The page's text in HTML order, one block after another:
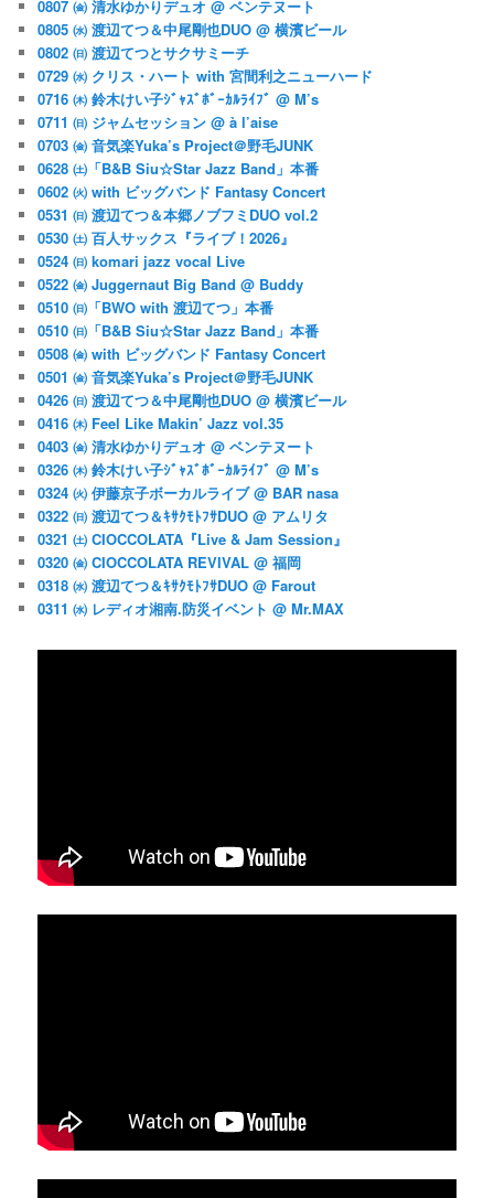
0807 ㈮ 清水ゆかりデュオ @ ベンテヌート
0805 ㈬ 渡辺てつ＆中尾剛也DUO @ 横濱ビール
0802 ㈰ 渡辺てつとサクサミーチ
0729 ㈬ クリス・ハート with 宮間利之ニューハード
0716 ㈭ 鈴木けい子ｼﾞｬｽﾞﾎﾞｰｶﾙﾗｲﾌﾞ @ M’s
0711 ㈰ ジャムセッション @ à l’aise
0703 ㈮ 音気楽Yuka’s Project＠野毛JUNK
0628 ㈯「B&B Siu☆Star Jazz Band」本番
0602 ㈫ with ビッグバンド Fantasy Concert
0531 ㈰ 渡辺てつ＆本郷ノブフミDUO vol.2
0530 ㈯ 百人サックス『ライブ！2026』
0524 ㈰ komari jazz vocal Live
0522 ㈮ Juggernaut Big Band @ Buddy
0510 ㈰「BWO with 渡辺てつ」本番
0510 ㈰「B&B Siu☆Star Jazz Band」本番
0508 ㈮ with ビッグバンド Fantasy Concert
0501 ㈮ 音気楽Yuka’s Project＠野毛JUNK
0426 ㈰ 渡辺てつ＆中尾剛也DUO @ 横濱ビール
0416 ㈭ Feel Like Makin’ Jazz vol.35
0403 ㈮ 清水ゆかりデュオ @ ベンテヌート
0326 ㈭ 鈴木けい子ｼﾞｬｽﾞﾎﾞｰｶﾙﾗｲﾌﾞ @ M’s
0324 ㈫ 伊藤京子ボーカルライブ @ BAR nasa
0322 ㈰ 渡辺てつ＆ｷｻｸﾓﾄﾌｻDUO @ アムリタ
0321 ㈯ CIOCCOLATA『Live & Jam Session』
0320 ㈮ CIOCCOLATA REVIVAL @ 福岡
0318 ㈬ 渡辺てつ＆ｷｻｸﾓﾄﾌｻDUO @ Farout
0311 ㈬ レディオ湘南.防災イベント @ Mr.MAX